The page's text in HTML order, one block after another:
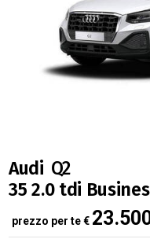
Audi Q2
35 2.0 tdi
prezzo per te€